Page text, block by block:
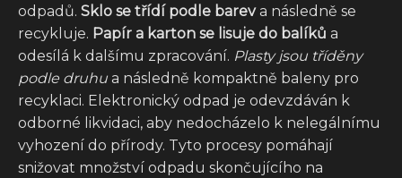
odpadů. Sklo se třídí podle bareva následně se
recykluje. Papír a karton se lisuje do balíků a
odesílá k dalšímu zpracování. Plasty jsou tříděny
podle druhu a následně kompaktně baleny pro
recyklaci. Elektronický odpad je odevzdáván k
odborné likvidaci, aby nedocházelo k nelegálnímu
vyhození do přírody. Tyto procesy pomáhají
snižovat množství odpadu skončujícího na